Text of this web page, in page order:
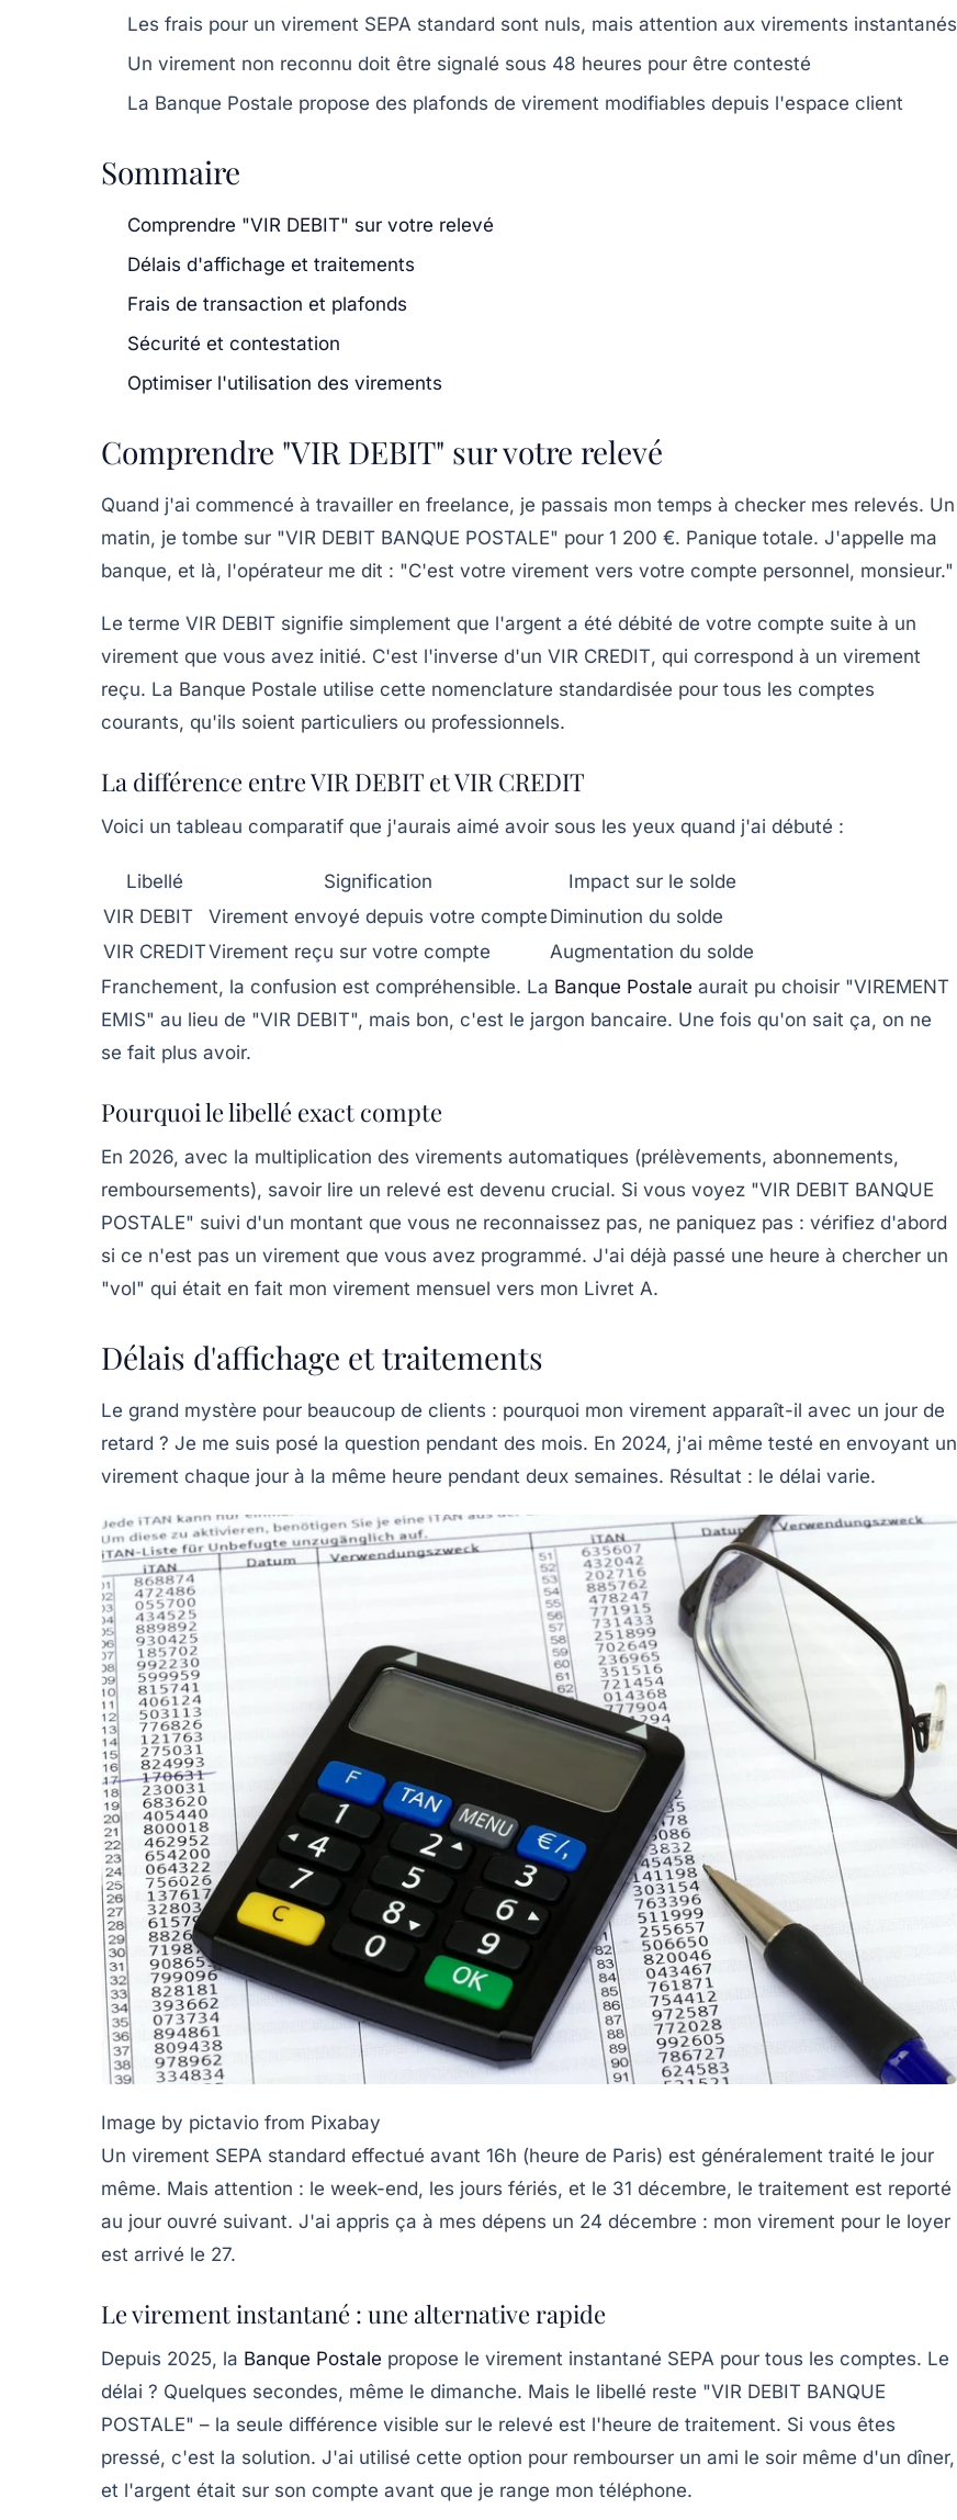
Les frais pour un virement SEPA standard sont nuls, mais attention aux virements instantanés
Un virement non reconnu doit être signalé sous 48 heures pour être contesté
La Banque Postale propose des plafonds de virement modifiables depuis l'espace client
Sommaire
Comprendre "VIR DEBIT" sur votre relevé
Délais d'affichage et traitements
Frais de transaction et plafonds
Sécurité et contestation
Optimiser l'utilisation des virements
Comprendre "VIR DEBIT" sur votre relevé
Quand j'ai commencé à travailler en freelance, je passais mon temps à checker mes relevés. Un
matin, je tombe sur "VIR DEBIT BANQUE POSTALE" pour 1 200 €. Panique totale. J'appelle ma
banque, et là, l'opérateur me dit : "C'est votre virement vers votre compte personnel, monsieur."
Le terme VIR DEBIT signifie simplement que l'argent a été débité de votre compte suite à un
virement que vous avez initié. C'est l'inverse d'un VIR CREDIT, qui correspond à un virement
reçu. La Banque Postale utilise cette nomenclature standardisée pour tous les comptes
courants, qu'ils soient particuliers ou professionnels.
La différence entre VIR DEBIT et VIR CREDIT
Voici un tableau comparatif que j'aurais aimé avoir sous les yeux quand j'ai débuté :
Libellé Signification
Impact sur le solde
VIR DEBIT
Virement envoyé depuis votre compte Diminution du solde
VIR CREDITVirement reçu sur votre compte
Augmentation du solde
Franchement, la confusion est compréhensible. La Banque Postale aurait pu choisir "VIREMENT
EMIS" au lieu de "VIR DEBIT", mais bon, c'est le jargon bancaire. Une fois qu'on sait ça, on ne
se fait plus avoir.
Pourquoi le libellé exact compte
En 2026, avec la multiplication des virements automatiques (prélèvements, abonnements,
remboursements), savoir lire un relevé est devenu crucial. Si vous voyez "VIR DEBIT BANQUE
POSTALE" suivi d'un montant que vous ne reconnaissez pas, ne paniquez pas : vérifiez d'abord
si ce n'est pas un virement que vous avez programmé. J'ai déjà passé une heure à chercher un
"vol" qui était en fait mon virement mensuel vers mon Livret A.
Délais d'affichage et traitements
Le grand mystère pour beaucoup de clients : pourquoi mon virement apparaît-il avec un jour de
retard ? Je me suis posé la question pendant des mois. En 2024, j'ai même testé en envoyant un
virement chaque jour à la même heure pendant deux semaines. Résultat : le délai varie.
Image by pictavio from Pixabay
Un virement SEPA standard effectué avant 16h (heure de Paris) est généralement traité le jour
même. Mais attention : le week-end, les jours fériés, et le 31 décembre, le traitement est reporté
au jour ouvré suivant. J'ai appris ça à mes dépens un 24 décembre : mon virement pour le loyer
est arrivé le 27.
Le virement instantané : une alternative rapide
Depuis 2025, la Banque Postale propose le virement instantané SEPA pour tous les comptes. Le
délai ? Quelques secondes, même le dimanche. Mais le libellé reste "VIR DEBIT BANQUE
POSTALE" – la seule différence visible sur le relevé est l'heure de traitement. Si vous êtes
pressé, c'est la solution. J'ai utilisé cette option pour rembourser un ami le soir même d'un dîner,
et l'argent était sur son compte avant que je range mon téléphone.